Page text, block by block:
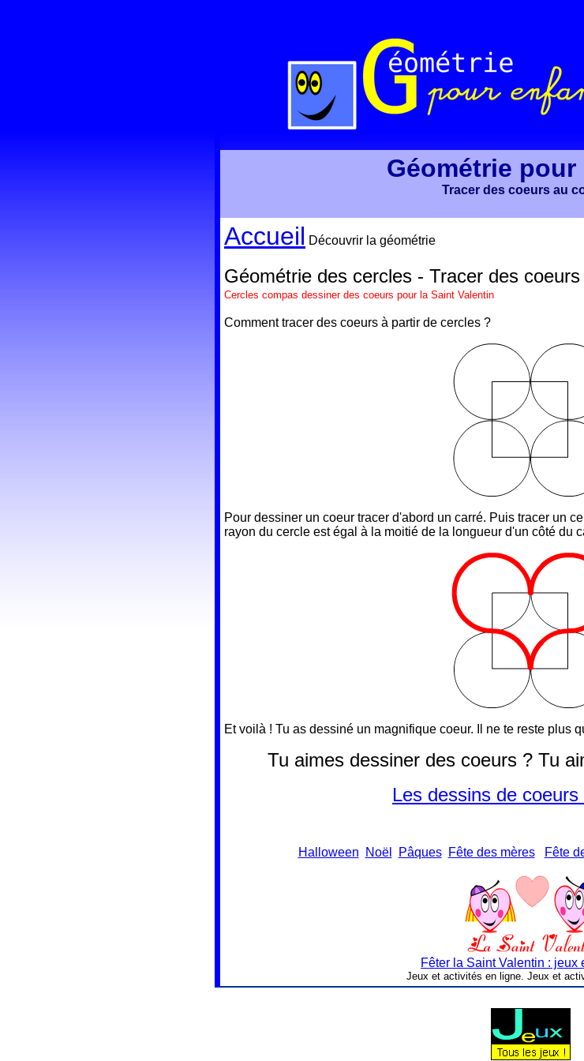
Géométrie
Tracer des coeurs au
Accueil Découvrir la géométrie
Géométrie des cercles - Tracer des
Cercles compas dessiner des coeurs pour la Saint Valentin
Comment tracer des coeurs à partir de cercles ?
Pour dessiner un coeur tracer d'abord un carré. Puis tracer un
rayon du cercle est égal à la moitié de la longueur d'un côté du
Et voilà ! Tu as dessiné un magnifique coeur. Il ne te reste plus
Tu aimes dessiner des coeurs ? Tu
Les dessins de
Halloween Noël Pâques Fête des mères Fête
Fêter la Saint Valentin : jeux
Jeux et activités en ligne. Jeux et